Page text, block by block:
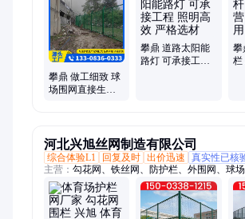
行道护栏、庭院灯、楼梯栏杆
攀鼎 做工细致 球
场围网直接生产
攀鼎 道路太阳能
路灯 可承接工程
攀
栏
河北兴旭丝网制造有限公司
综合体验L1
回复及时 出价迅速 真实性已核
主营： 勾花网、铁丝网、防护栏、外围网、球
网、包塑围网、篮球场、仓储笼、围栏网、防
栏网、勾花护栏、花网围栏、防护隔离、排球
运动场地、球场围栏、框架围栏、操场围栏、